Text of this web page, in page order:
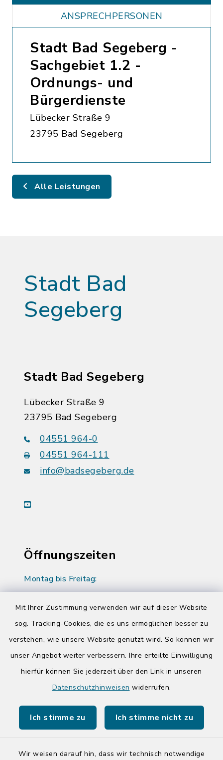
Mit Ihrer Zustimmung verwenden wir auf dieser Website
sog. Tracking-Cookies, die es uns ermöglichen besser zu
verstehen, wie unsere Website genutzt wird. So können wir
unser Angebot weiter verbessern. Ihre erteilte Einwilligung
hierfür können Sie jederzeit über den Link in unseren
Datenschutzhinweisen widerrufen.
Ich stimme zu Ich stimme nicht zu
Wir weisen darauf hin, dass wir technisch notwendige
ANSPRECHPERSONEN
Stadt Bad Segeberg -
Sachgebiet 1.2 -
Ordnungs- und
Bürgerdienste
Lübecker Straße 9
23795 Bad Segeberg
Alle Leistungen
Stadt Bad
Segeberg
Stadt Bad Segeberg
Lübecker Straße 9
23795 Bad Segeberg
04551 964-0
04551 964-111
info@badsegeberg.de
youtube
Öffnungszeiten
Montag bis Freitag:
08:00-12:00 Uhr
Donnerstag zusätzlich:
14:00-17:00 Uhr
Quicklinks
Tourist-Info der Stadt Bad Segeberg